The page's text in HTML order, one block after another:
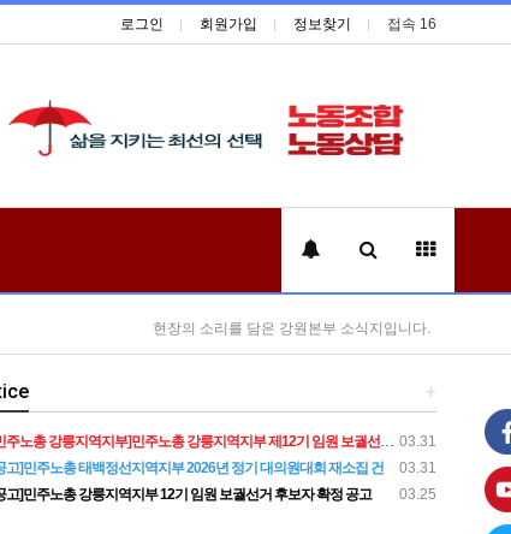
로그인 회원가입 정보찾기 접속 16
현장의 소리를 담은 강원본부 소식지입니다.
+
03.31
주노총 강릉지역지부]민주노총 강릉지역지부 제12기 임원 보궐선거결과 공고
03.31
고]민주노총 태백정선지역지부 2026년 정기 대의원대회 재소집 건
03.25
고]민주노총 강릉지역지부 12기 임원 보궐선거 후보자 확정 공고